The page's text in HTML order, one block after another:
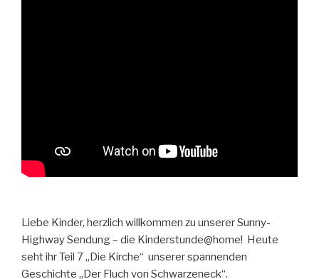
Liebe Kinder, herzlich willkommen zu unserer Sunny-
Highway Sendung – die Kinderstunde@home! Heute
seht ihr Teil 7 „Die Kirche“ unserer spannenden
Geschichte „Der Fluch von Schwarzeneck“.